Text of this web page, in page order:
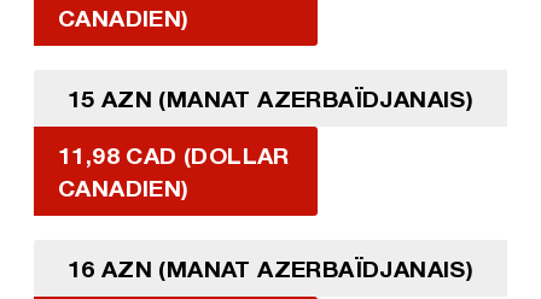
CANADIEN)
15 AZN (MANAT AZERBAÏDJANAIS)
11,98 CAD (DOLLAR
CANADIEN)
16 AZN (MANAT AZERBAÏDJANAIS)